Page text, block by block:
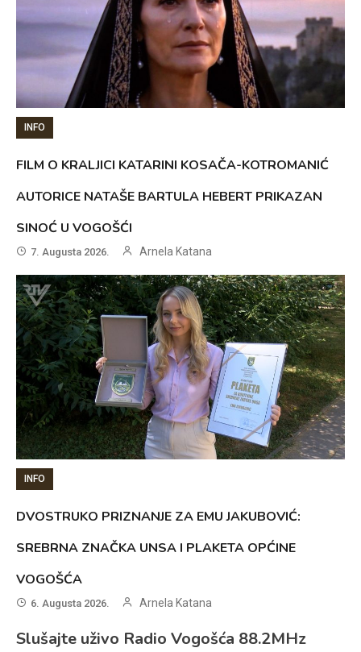
INFO
FILM O KRALJICI KATARINI KOSAČA-KOTROMANIĆ
AUTORICE NATAŠE BARTULA HEBERT PRIKAZAN
SINOĆ U VOGOŠĆI
7. Augusta 2026. Arnela Katana
INFO
DVOSTRUKO PRIZNANJE ZA EMU JAKUBOVIĆ:
SREBRNA ZNAČKA UNSA I PLAKETA OPĆINE
VOGOŠĆA
6. Augusta 2026. Arnela Katana
Slušajte uživo Radio Vogošća 88.2MHz